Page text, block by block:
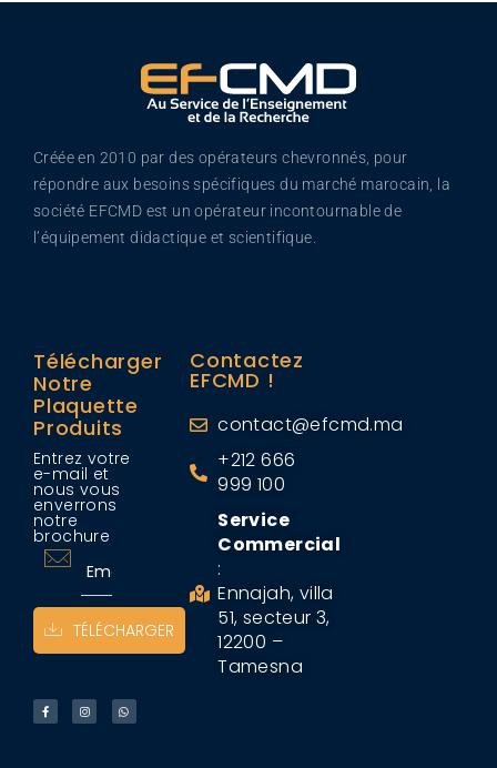
Créée en 2010 par des opérateurs chevronnés, pour
répondre aux besoins spécifiques du marché marocain, la
société EFCMD est un opérateur incontournable de
l’équipement didactique et scientifique.
Télécharger
Notre
Plaquette
Produits
Entrez votre
e-mail et
nous vous
enverrons
notre
brochure
TÉLÉCHARGER
Contactez
EFCMD !
contact@efcmd.ma
+212 666
999 100
Service
Commercial
:
Ennajah, villa
51, secteur 3,
12200 –
Tamesna